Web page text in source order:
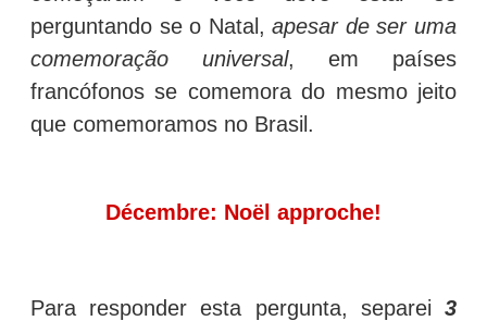
perguntando se o Natal, apesar de ser uma
comemoração universal, em países
francófonos se comemora do mesmo jeito
que comemoramos no Brasil.
Décembre: Noël approche!
Para responder esta pergunta, separei 3